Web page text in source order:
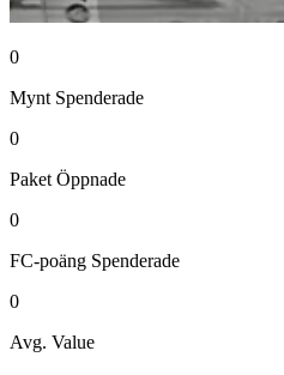
0
Mynt Spenderade
0
Paket Öppnade
0
FC-poäng Spenderade
0
Avg. Value